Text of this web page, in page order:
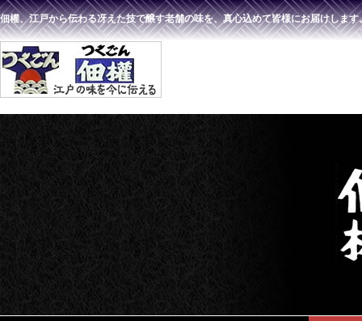
佃權、江戸から伝わる冴えた技で醸す老舗の味を、真心込めて皆様にお届けします